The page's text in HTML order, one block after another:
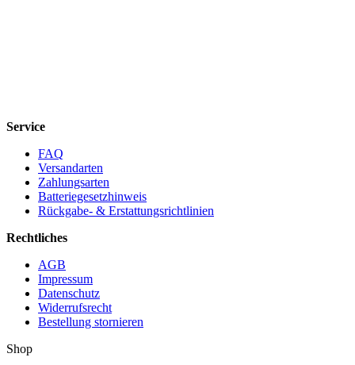
Service
FAQ
Versandarten
Zahlungsarten
Batteriegesetzhinweis
Rückgabe- & Erstattungsrichtlinien
Rechtliches
AGB
Impressum
Datenschutz
Widerrufsrecht
Bestellung stornieren
Shop